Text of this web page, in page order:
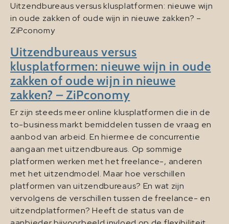
Uitzendbureaus versus klusplatformen: nieuwe wijn
in oude zakken of oude wijn in nieuwe zakken? –
ZiPconomy
Uitzendbureaus versus
klusplatformen: nieuwe wijn in oude
zakken of oude wijn in nieuwe
zakken? – ZiPconomy
Er zijn steeds meer online klusplatformen die in de
to-business markt bemiddelen tussen de vraag en
aanbod van arbeid. En hiermee de concurrentie
aangaan met uitzendbureaus. Op sommige
platformen werken met het freelance-, anderen
met het uitzendmodel. Maar hoe verschillen
platformen van uitzendbureaus? En wat zijn
vervolgens de verschillen tussen de freelance- en
uitzendplatformen? Heeft de status van de